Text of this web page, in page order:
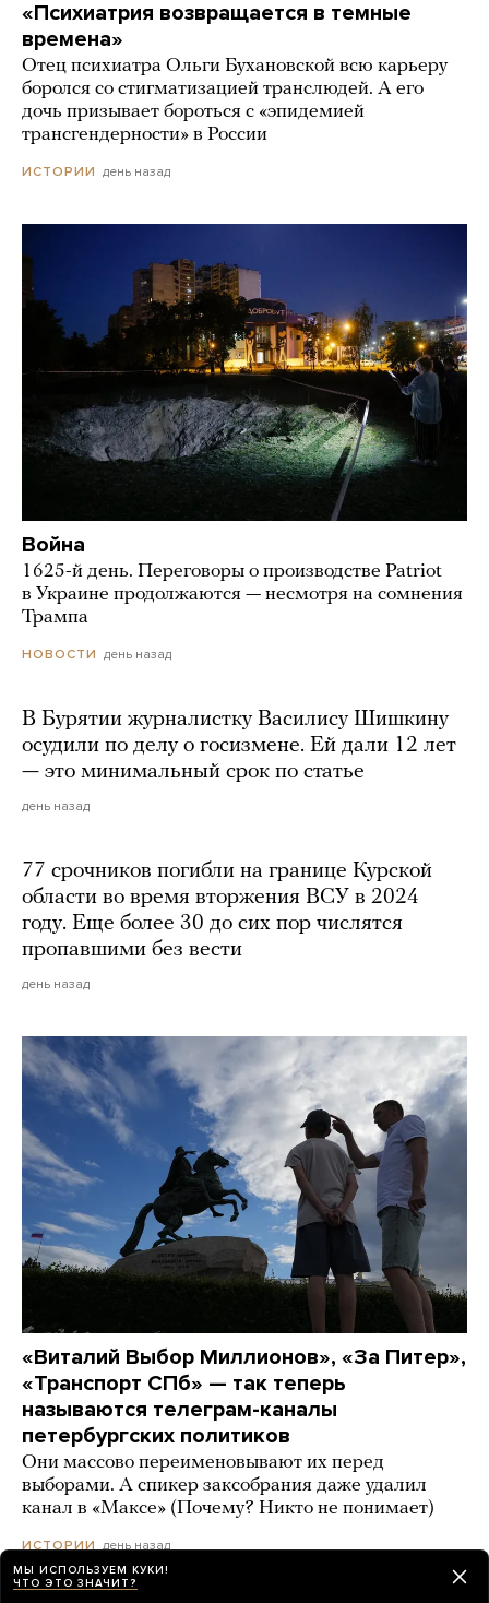
«Психиатрия возвращается в темные
времена»
Отец психиатра Ольги Бухановской всю карьеру
боролся со стигматизацией транслюдей. А его
дочь призывает бороться с «эпидемией
трансгендерности» в России
ИСТОРИИ день назад
Война
1625-й день. Переговоры о производстве Patriot
в Украине продолжаются — несмотря на сомнения
Трампа
НОВОСТИ день назад
В Бурятии журналистку Василису Шишкину
осудили по делу о госизмене. Ей дали 12 лет
— это минимальный срок по статье
день назад
77 срочников погибли на границе Курской
области во время вторжения ВСУ в 2024
году. Еще более 30 до сих пор числятся
пропавшими без вести
день назад
«Виталий Выбор Миллионов», «За Питер»,
«Транспорт СПб» — так теперь
называются телеграм-каналы
петербургских политиков
Они массово переименовывают их перед
выборами. А спикер заксобрания даже удалил
канал в «Максе» (Почему? Никто не понимает)
ИСТОРИИ день назад
МЫ ИСПОЛЬЗУЕМ КУКИ!
ЧТО ЭТО ЗНАЧИТ?